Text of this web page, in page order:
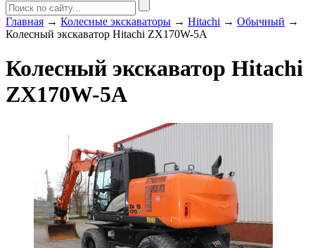
Главная → Колесные экскаваторы → Hitachi → Обычный →
Колесный экскаватор Hitachi ZX170W-5A
Колесный экскаватор Hitachi
ZX170W-5A